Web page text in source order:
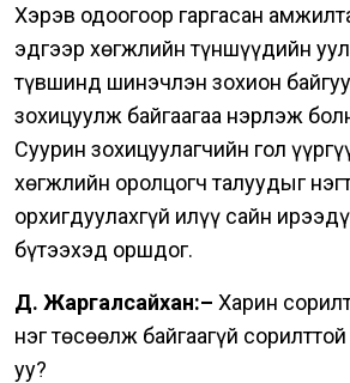
Хэрэв одоогоор гаргасан
эдгээр хөгжлийн түншүүдийн
түвшинд шинэчлэн зохион
зохицуулж байгаагаа нэрлэж
Суурин зохицуулагчийн гол
хөгжлийн оролцогч талуудыг
орхигдуулахгүй илүү сайн
бүтээхэд оршдог.
Д. Жаргалсайхан:– Харин
нэг төсөөлж байгаагүй
уу?